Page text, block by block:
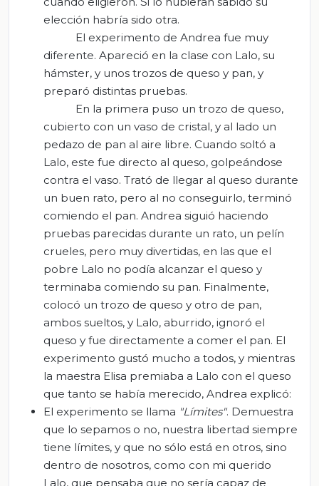
elección habría sido otra.
El experimento de Andrea fue muy
diferente. Apareció en la clase con Lalo, su
hámster, y unos trozos de queso y pan, y
preparó distintas pruebas.
En la primera puso un trozo de queso,
cubierto con un vaso de cristal, y al lado un
pedazo de pan al aire libre. Cuando soltó a
Lalo, este fue directo al queso, golpeándose
contra el vaso. Trató de llegar al queso durante
un buen rato, pero al no conseguirlo, terminó
comiendo el pan. Andrea siguió haciendo
pruebas parecidas durante un rato, un pelín
crueles, pero muy divertidas, en las que el
pobre Lalo no podía alcanzar el queso y
terminaba comiendo su pan. Finalmente,
colocó un trozo de queso y otro de pan,
ambos sueltos, y Lalo, aburrido, ignoró el
queso y fue directamente a comer el pan. El
experimento gustó mucho a todos, y mientras
la maestra Elisa premiaba a Lalo con el queso
que tanto se había merecido, Andrea explicó:
El experimento se llama "Límites". Demuestra
que lo sepamos o no, nuestra libertad siempre
tiene límites, y que no sólo está en otros, sino
dentro de nosotros, como con mi querido
Lalo, que pensaba que no sería capaz de